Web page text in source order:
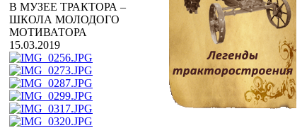
В МУЗЕЕ ТРАКТОРА –
ШКОЛА МОЛОДОГО
МОТИВАТОРА
15.03.2019